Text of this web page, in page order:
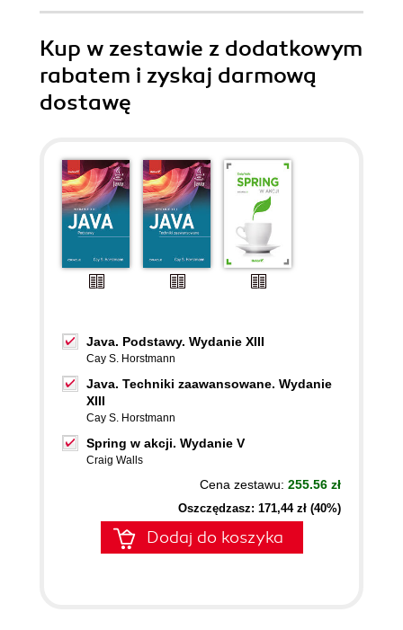
Kup w zestawie z dodatkowym
rabatem i zyskaj darmową
dostawę
Java. Podstawy. Wydanie XIII
Cay S. Horstmann
Java. Techniki zaawansowane. Wydanie
XIII
Cay S. Horstmann
Spring w akcji. Wydanie V
Craig Walls
Cena zestawu: 255.56 zł
Oszczędzasz: 171,44 zł (40%)
Dodaj do koszyka